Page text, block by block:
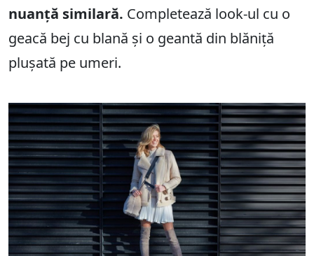
nuanță similară. Completează look-ul cu o
geacă bej cu blană și o geantă din blăniță
plușată pe umeri.